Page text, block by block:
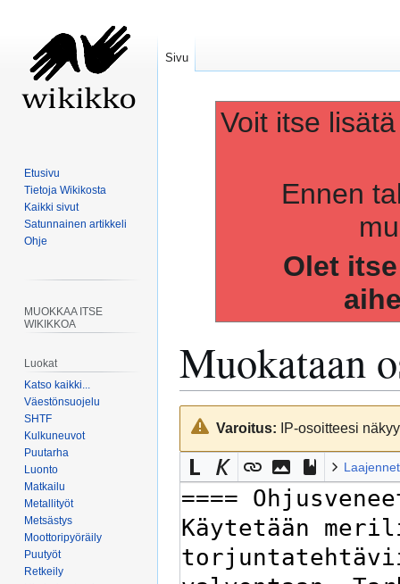
Voit itse
Ennen
Olet
Muokataan
Siirry
navigaatioon
Siirry
hakuunVaroitus: IP-osoitteesi
Sivu
Etusivu
Tietoja Wikikosta
Kaikki sivut
Satunnainen artikkeli
Ohje
MUOKKAA ITSE
WIKIKKOA
Luokat
Katso kaikki...
Väestönsuojelu
SHTF
Kulkuneuvot
Puutarha
Luonto
Matkailu
Metallityöt
Metsästys
Moottoripyöräily
Puutyöt
Retkeily